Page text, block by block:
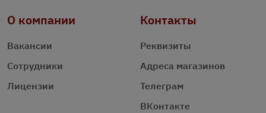
О компании
Вакансии
Сотрудники
Лицензии
Контакты
Реквизиты
Адреса магазинов
Телеграм
ВКонтакте